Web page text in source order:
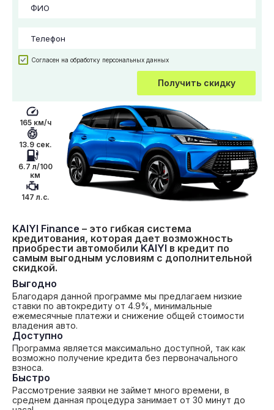
Согласен на обработку персональных данных
Получить скидку
165 км/ч
13.9 сек.
6.7 л/100
км
147 л.с.
KAIYI Finance – это гибкая система
кредитования, которая дает возможность
приобрести автомобили KAIYI в кредит по
самым выгодным условиям с дополнительной
скидкой.
Выгодно
Благодаря данной программе мы предлагаем низкие
ставки по автокредиту от 4.9%, минимальные
ежемесячные платежи и снижение общей стоимости
владения авто.
Доступно
Программа является максимально доступной, так как
возможно получение кредита без первоначального
взноса.
Быстро
Рассмотрение заявки не займет много времени, в
среднем данная процедура занимает от 30 минут до